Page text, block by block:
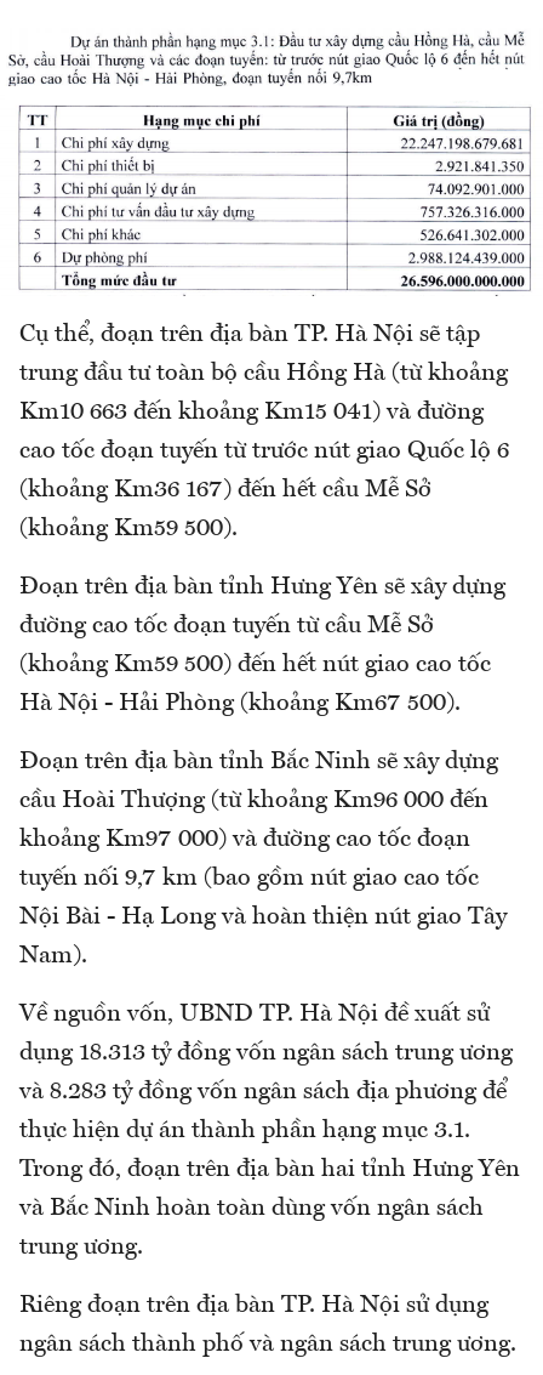
Cụ thể, đoạn trên địa bàn TP. Hà Nội sẽ tập
trung đầu tư toàn bộ cầu Hồng Hà (từ khoảng
Km10 663 đến khoảng Km15 041) và đường
cao tốc đoạn tuyến từ trước nút giao Quốc lộ 6
(khoảng Km36 167) đến hết cầu Mễ Sở
(khoảng Km59 500).
Đoạn trên địa bàn tỉnh Hưng Yên sẽ xây dựng
đường cao tốc đoạn tuyến từ cầu Mễ Sở
(khoảng Km59 500) đến hết nút giao cao tốc
Hà Nội - Hải Phòng (khoảng Km67 500).
Đoạn trên địa bàn tỉnh Bắc Ninh sẽ xây dựng
cầu Hoài Thượng (từ khoảng Km96 000 đến
khoảng Km97 000) và đường cao tốc đoạn
tuyến nối 9,7 km (bao gồm nút giao cao tốc
Nội Bài - Hạ Long và hoàn thiện nút giao Tây
Nam).
Về nguồn vốn, UBND TP. Hà Nội đề xuất sử
dụng 18.313 tỷ đồng vốn ngân sách trung ương
và 8.283 tỷ đồng vốn ngân sách địa phương để
thực hiện dự án thành phần hạng mục 3.1.
Trong đó, đoạn trên địa bàn hai tỉnh Hưng Yên
và Bắc Ninh hoàn toàn dùng vốn ngân sách
trung ương.
Riêng đoạn trên địa bàn TP. Hà Nội sử dụng
ngân sách thành phố và ngân sách trung ương.